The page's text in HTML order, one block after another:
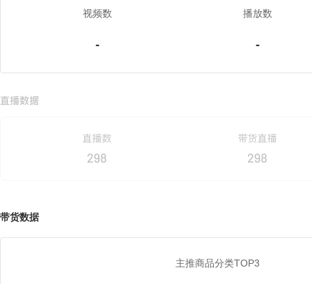
视频数
-
播放数
-
带货数据
主推商品分类TOP3